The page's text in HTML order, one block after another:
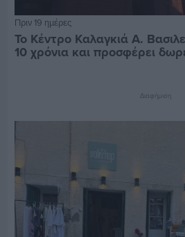
Πριν 19 ημέρες
Το Κέντρο Καλαγκιά Α.
10 χρόνια και προσφέρει
Διαφήμιση